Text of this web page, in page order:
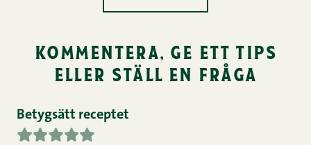
kommentera, ge ett tips
eller ställ en fråga
Betygsätt receptet